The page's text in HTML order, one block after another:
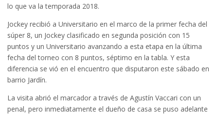
lo que va la temporada 2018.
Jockey recibió a Universitario en el marco de la primer fecha del
súper 8, un Jockey clasificado en segunda posición con 15
puntos y un Universitario avanzando a esta etapa en la última
fecha del torneo con 8 puntos, séptimo en la tabla. Y esta
diferencia se vió en el encuentro que disputaron este sábado en
barrio Jardín.
La visita abrió el marcador a través de Agustín Vaccari con un
penal, pero inmediatamente el dueño de casa se puso adelante